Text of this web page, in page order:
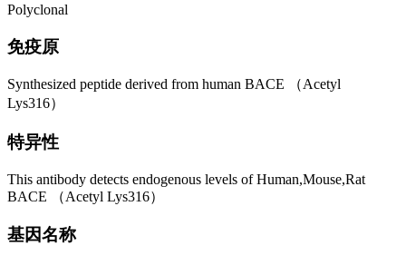
Polyclonal
免疫原
Synthesized peptide derived from human BACE （Acetyl
Lys316）
特异性
This antibody detects endogenous levels of Human,Mouse,Rat
BACE （Acetyl Lys316）
基因名称